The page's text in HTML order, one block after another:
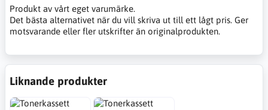
Produkt av vårt eget varumärke.
Det bästa alternativet när du vill skriva ut till ett lågt pris. Ger
motsvarande eller fler utskrifter än originalprodukten.
Liknande produkter